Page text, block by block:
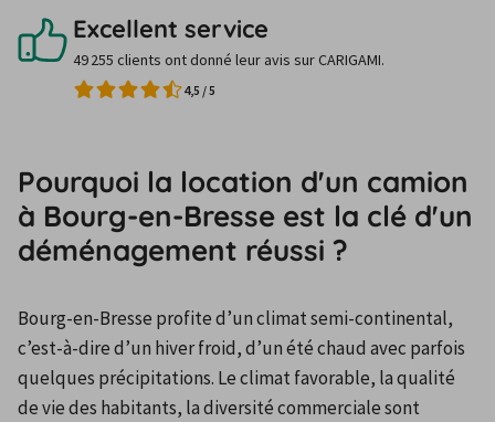
Excellent service
49 255 clients ont donné leur avis sur CARIGAMI.
4,5 /5
Pourquoi la location d'un camion
à Bourg-en-Bresse est la clé d'un
déménagement réussi ?
Bourg-en-Bresse profite d’un climat semi-continental,
c’est-à-dire d’un hiver froid, d’un été chaud avec parfois
quelques précipitations. Le climat favorable, la qualité
de vie des habitants, la diversité commerciale sont